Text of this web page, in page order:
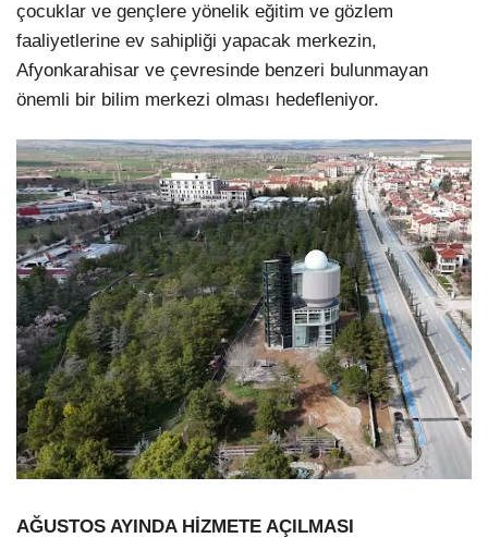
çocuklar ve gençlere yönelik eğitim ve gözlem
faaliyetlerine ev sahipliği yapacak merkezin,
Afyonkarahisar ve çevresinde benzeri bulunmayan
önemli bir bilim merkezi olması hedefleniyor.
AĞUSTOS AYINDA HİZMETE AÇILMASI